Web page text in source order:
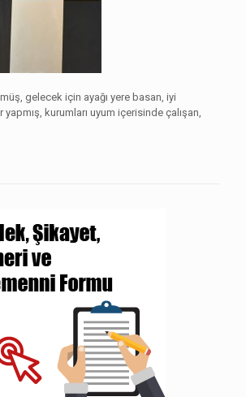
gelecek için ayağı yere basan, iyi
yapmış, kurumları uyum içerisinde çalışan,